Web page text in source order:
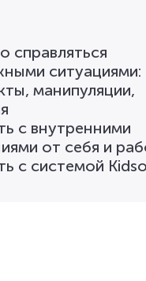
справляться
ситуациями:
манипуляции,
с внутренними
от себя и
с системой